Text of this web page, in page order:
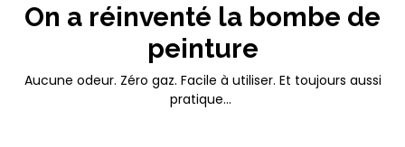
On a réinventé la bombe de
peinture
Aucune odeur. Zéro gaz. Facile à utiliser. Et toujours aussi
pratique...